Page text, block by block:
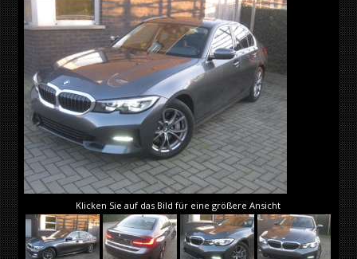
Klicken Sie auf das Bild für eine größere Ansicht